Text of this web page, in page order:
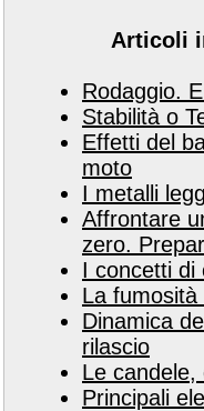
Articoli
Rodaggio.
Stabilità o
Effetti del
moto
I metalli
Affrontare
zero.
I concetti di
La
Dinamica
rilascio
Le candele,
Principali